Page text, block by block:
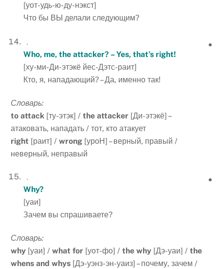
[уот-удь-ю-ду-нэкст]
Что бы ВЫ делали следующим?
Who, me, the attacker? – Yes, that’s right!
[ху-ми-Ди-этэкё йес-Дэтс-раит]
Кто, я, нападающий? – Да, именно так!
Словарь:
to attack [ту-этэк] /the attacker [Ди-этэкё] –
атаковать, нападать / тот, кто атакует
right [раит] /wrong [уроН] – верный, правый /
неверный, неправый
Why?
[уаи]
Зачем вы спрашиваете?
Словарь:
why [уаи] /what for [уот-фо] /the why [Дэ-уаи] /the
whens and whys [Дэ-уэнз-эн-уаиз] – почему, зачем /